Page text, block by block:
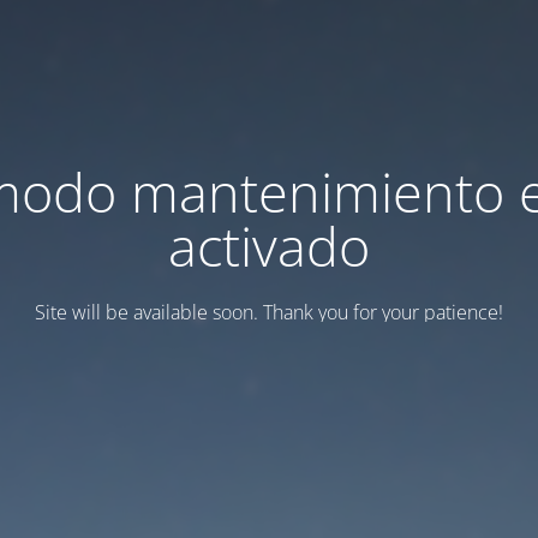
mantenimiento
activado
Site will be available soon. Thank you for your patience!